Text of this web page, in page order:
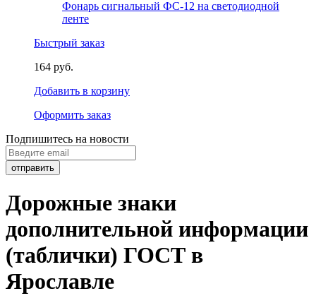
Фонарь сигнальный ФС-12 на светодиодной
ленте
Быстрый заказ
164 руб.
Добавить в корзину
Оформить заказ
Подпишитесь на новости
Дорожные знаки
дополнительной информации
(таблички) ГОСТ в
Ярославле